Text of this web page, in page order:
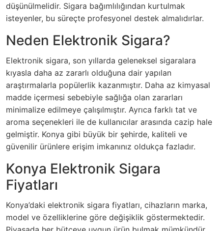
düşünülmelidir. Sigara bağımlılığından kurtulmak
isteyenler, bu süreçte profesyonel destek almalıdırlar.
Neden Elektronik Sigara?
Elektronik sigara, son yıllarda geleneksel sigaralara
kıyasla daha az zararlı olduğuna dair yapılan
araştırmalarla popülerlik kazanmıştır. Daha az kimyasal
madde içermesi sebebiyle sağlığa olan zararları
minimalize edilmeye çalışılmıştır. Ayrıca farklı tat ve
aroma seçenekleri ile de kullanıcılar arasında cazip hale
gelmiştir. Konya gibi büyük bir şehirde, kaliteli ve
güvenilir ürünlere erişim imkanınız oldukça fazladır.
Konya Elektronik Sigara
Fiyatları
Konya’daki elektronik sigara fiyatları, cihazların marka,
model ve özelliklerine göre değişiklik göstermektedir.